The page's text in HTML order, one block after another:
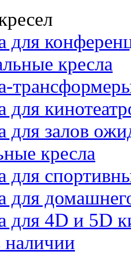
для
кресла
для
для залов
кресла
для
для
для 4D и 5D
наличии